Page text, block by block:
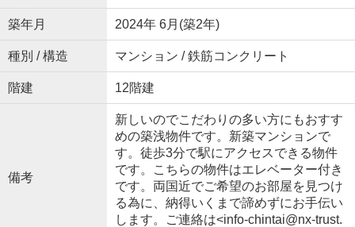
築年月 2024年 6月(築2年)
種別 / 構造 マンション / 鉄筋コンクリート
階建 12階建
備考
新しいのでこだわりの多い方にもおすす
めの築浅物件です。新築マンションで
す。徒歩3分で駅にアクセスできる物件
です。こちらの物件はエレベーター付き
です。両国近でご希望のお部屋を見つけ
る為に、納得いくまで諦めずにお手伝い
します。ご連絡は<info-chintai@nx-trust.